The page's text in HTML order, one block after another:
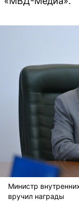
Министр
вручил награды